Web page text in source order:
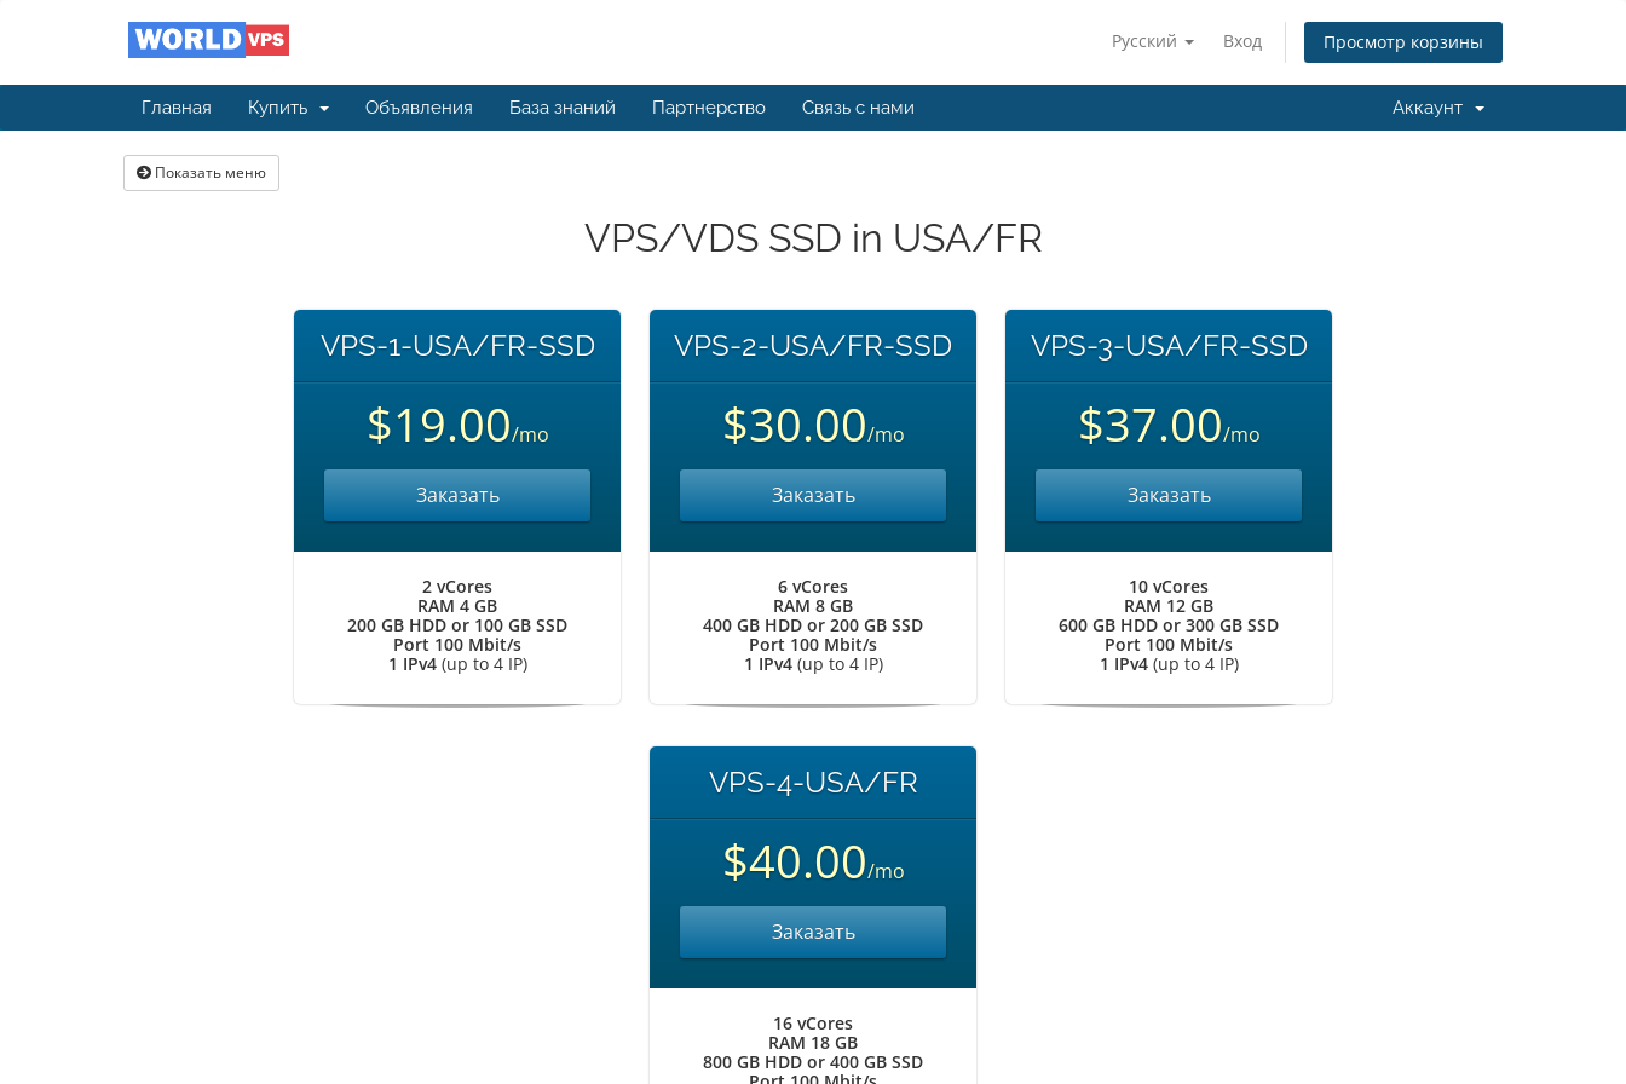
Русский Вход Просмотр корзины
Главная Купить Объявления База знаний Партнерство Связь с нами Аккаунт
Показать меню
VPS/VDS SSD in USA/FR
VPS-1-USA/FR-SSD
$19.00/mo
Заказать
2 vCores
RAM 4 GB
200 GB HDD or 100 GB SSD
Port 100 Mbit/s
1 IPv4 (up to 4 IP)
VPS-2-USA/FR-SSD
$30.00/mo
Заказать
6 vCores
RAM 8 GB
400 GB HDD or 200 GB SSD
Port 100 Mbit/s
1 IPv4(up to 4 IP)
VPS-3-USA/FR-SSD
$37.00/mo
Заказать
10 vCores
RAM 12 GB
600 GB HDD or 300 GB SSD
Port 100 Mbit/s
1 IPv4(up to 4 IP)
VPS-4-USA/FR
$40.00/mo
Заказать
16 vCores
RAM 18 GB
800 GB HDD or 400 GB SSD